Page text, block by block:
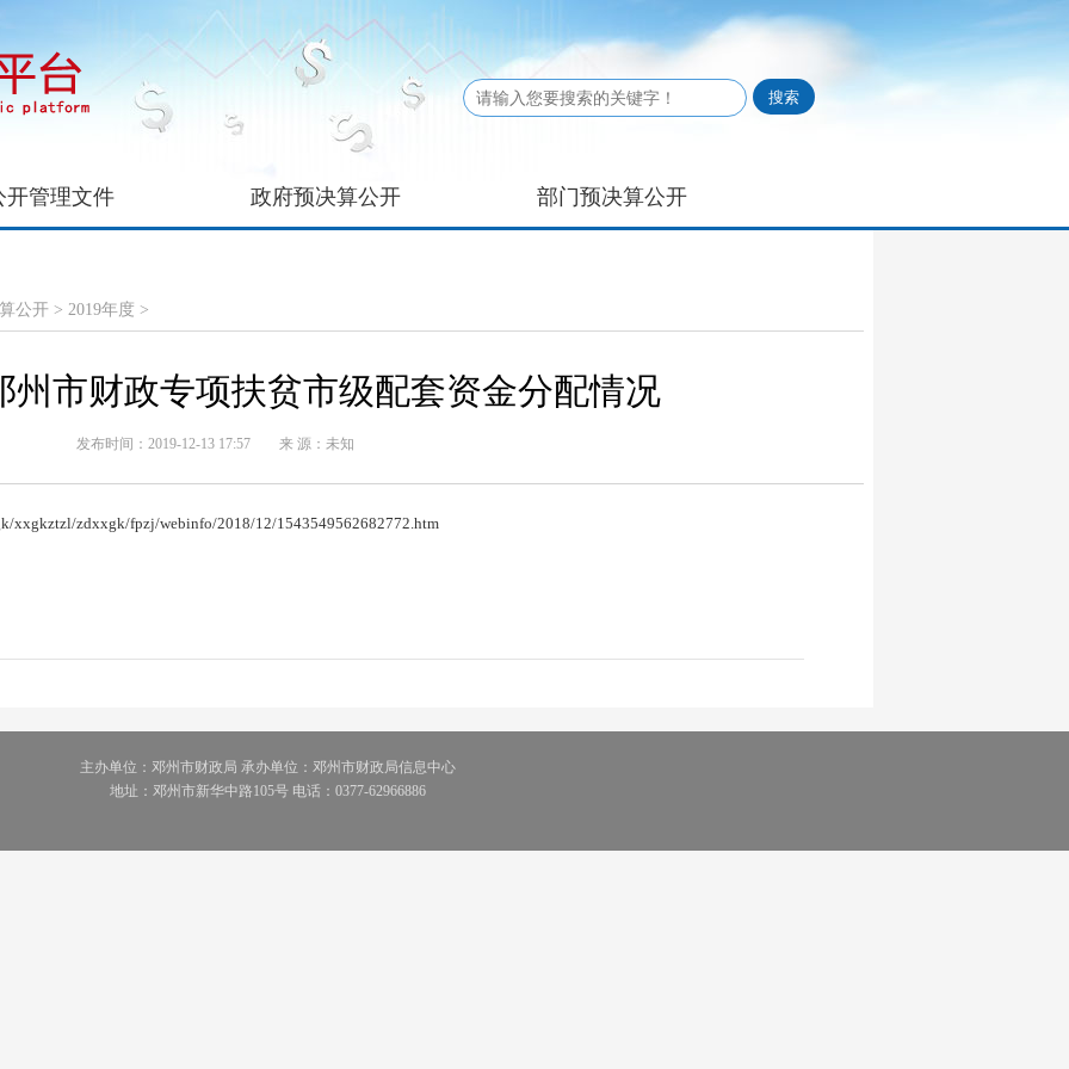
开管理文件 政府预决算公开 部门预决算公开
公开 > 2019年度 >
州市财政专项扶贫市级配套资金分配情况
发布时间：2019-12-13 17:57 来 源：未知
xxgkztzl/zdxxgk/fpzj/webinfo/2018/12/1543549562682772.htm
主办单位：邓州市财政局 承办单位：邓州市财政局信息中心
地址：邓州市新华中路105号 电话：0377-62966886